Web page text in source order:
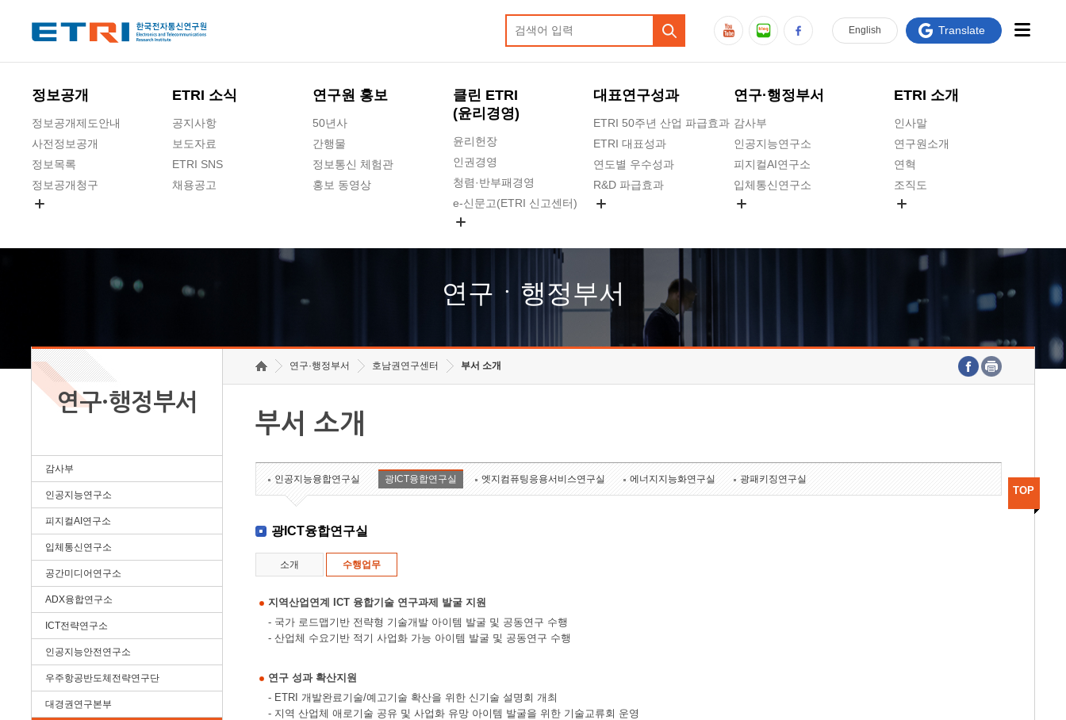
정보공개
정보공개제도안내
사전정보공개
정보목록
정보공개청구
ETRI 소식
공지사항
보도자료
ETRI SNS
채용공고
연구원 홍보
50년사
간행물
정보통신 체험관
홍보 동영상
클린 ETRI
(윤리경영)
윤리헌장
인권경영
청렴·반부패경영
e-신문고(ETRI 신고센터)
고객의소리
수의계약 현황
대표연구성과
ETRI 50주년 산업 파급효과
ETRI 대표성과
연도별 우수성과
R&D 파급효과
연구·행정부서
감사부
인공지능연구소
피지컬AI연구소
입체통신연구소
호남권연구본부
기획본부
ETRI 소개
인사말
연구원소개
연혁
조직도
연구원 고객헌장
주요업무연락처
English Translate
연구ㆍ행정부서
연구·행정부서
감사부
인공지능연구소
피지컬AI연구소
입체통신연구소
공간미디어연구소
ADX융합연구소
ICT전략연구소
인공지능안전연구소
우주항공반도체전략연구단
대경권연구본부
연구·행정부서 호남권연구센터 부서 소개
부서 소개
인공지능융합연구실 광ICT융합연구실 엣지컴퓨팅응용서비스연구실 에너지지능화연구실 광패키징연구실
광ICT융합연구실
소개 수행업무
지역산업연계 ICT 융합기술 연구과제 발굴 지원
- 국가 로드맵기반 전략형 기술개발 아이템 발굴 및 공동연구 수행
- 산업체 수요기반 적기 사업화 가능 아이템 발굴 및 공동연구 수행
연구 성과 확산지원
- ETRI 개발완료기술/예고기술 확산을 위한 신기술 설명회 개최
- 지역 산업체 애로기술 공유 및 사업화 유망 아이템 발굴을 위한 기술교류회 운영
TOP